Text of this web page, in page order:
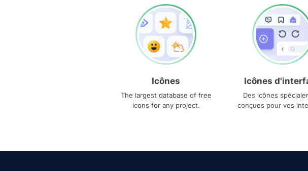
Icônes
The largest database of free
icons for any project.
Icônes
Des icônes
conçues pour vos